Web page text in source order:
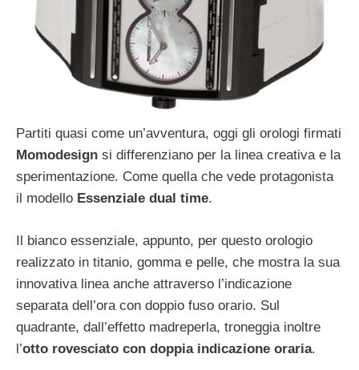
Partiti quasi come un’avventura, oggi gli orologi firmati
Momodesign si differenziano per la linea creativa e la
sperimentazione. Come quella che vede protagonista
il modello Essenziale dual time.
Il bianco essenziale, appunto, per questo orologio
realizzato in titanio, gomma e pelle, che mostra la sua
innovativa linea anche attraverso l’indicazione
separata dell’ora con doppio fuso orario. Sul
quadrante, dall’effetto madreperla, troneggia inoltre
l’otto rovesciato con doppia indicazione oraria.